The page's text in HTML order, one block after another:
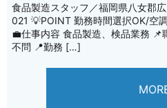
食品製造スタッフ／福岡県八女郡
021 💡POINT 勤務時間選択OK/空
💼仕事内容 食品製造、検品業務
不問 📍勤務 […]